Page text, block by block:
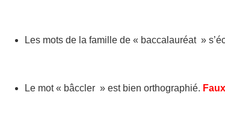
Les mots de la famille de « baccalauréat »
Le mot « bâccler » est bien orthographié.